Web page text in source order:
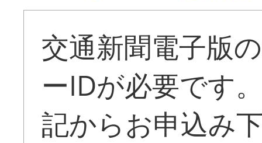
交通新聞電子版
ーIDが必要です
記からお申込み